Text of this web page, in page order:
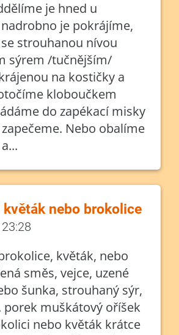
je hned u
je pokrájíme,
strouhanou nívou
sýrem /tučnějším/
na kostičky a
kloboučkem
do zapékací misky
Nebo obalíme
květák nebo brokolice
květák, nebo
směs, vejce, uzené
šunka, strouhaný sýr,
porek muškátový oříšek
nebo květák krátce